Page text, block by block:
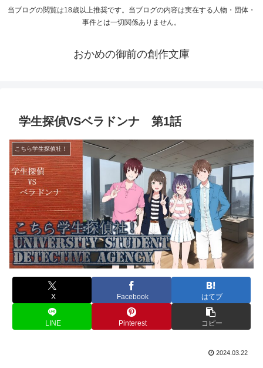
当ブログの閲覧は18歳以上推奨です。当ブログの内容は実在する人物・団体・
事件とは一切関係ありません。
おかめの御前の創作文庫
学生探偵VSベラドンナ 第1話
こちら学生探偵社！
X Facebook はてブ
LINE Pinterest コピー
2024.03.22